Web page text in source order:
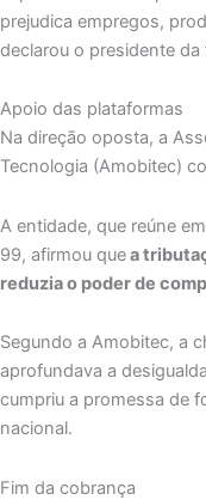
prejudica empregos,
declarou o presidente
Apoio das plataformas
Na direção oposta, a
Tecnologia (Amobitec)
A entidade, que reúne
99, afirmou quea
reduzia o poder de
Segundo a Amobitec, a
aprofundava a
cumpriu a promessa de
nacional.
Fim da cobrança